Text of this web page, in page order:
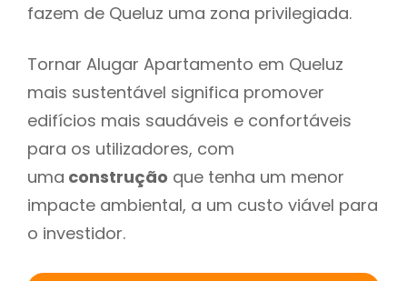
fazem de Queluz uma zona privilegiada.
Tornar Alugar Apartamento em Queluz
mais sustentável significa promover
edifícios mais saudáveis e confortáveis
para os utilizadores, com
uma construção que tenha um menor
impacte ambiental, a um custo viável para
o investidor.